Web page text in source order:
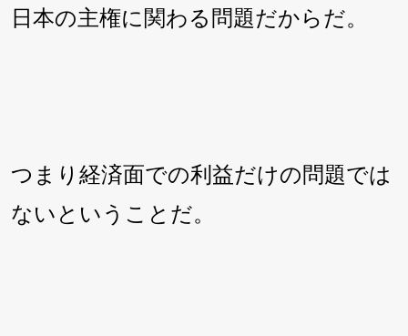
日本の主権に関わる問題だからだ。
つまり経済面での利益だけの問題では
ないということだ。